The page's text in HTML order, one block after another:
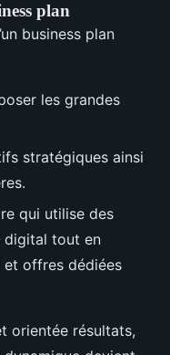
plan
business plan
les grandes
stratégiques ainsi
qui utilise des
digital tout en
offres dédiées
orientée résultats,